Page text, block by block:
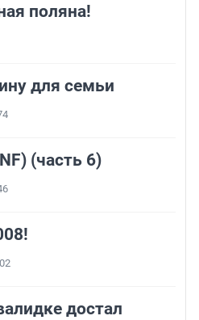
поляна!
для семьи
(часть 6)
достал